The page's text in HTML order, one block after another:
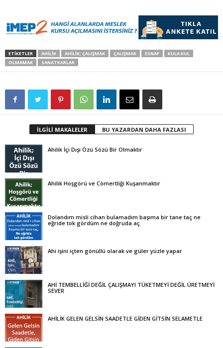
ETİKETLER AHILIK AHILIK; ÇALIŞMAK ÇALIŞMAK ESNAF
KULA KUL
OLMAMAK
SANATKARLAR
İLGİLİ MAKALELER BU YAZARDAN DAHA FAZLASI
Ahilik İçi Dışı Özü Sözü Bir Olmaktır
Ahilik Hoşgörü ve Cömertliği Kuşanmaktır
Dolandım misli cihan bulamadım başıma bir tane taç ne
eğride tok gördüm ne doğruda aç
Ahi işini içten gönüllü olarak ve güler yüzle yapar
AHİ TEMBELLİĞİ DEĞİL ÇALIŞMAYI TÜKETMEYİ DEĞİL ÜRETMEYİ
SEVER
AHİLİK GELEN GELSİN SAADETLE GİDEN GİTSİN SELAMETLE